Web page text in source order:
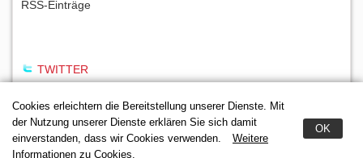
Cookies erleichtern die Bereitstellung unserer Dienste. Mit
der Nutzung unserer Dienste erklären Sie sich damit
einverstanden, dass wir Cookies verwenden.
Weitere
Informationen zu Cookies.
OK
RSS-Einträge
TWITTER